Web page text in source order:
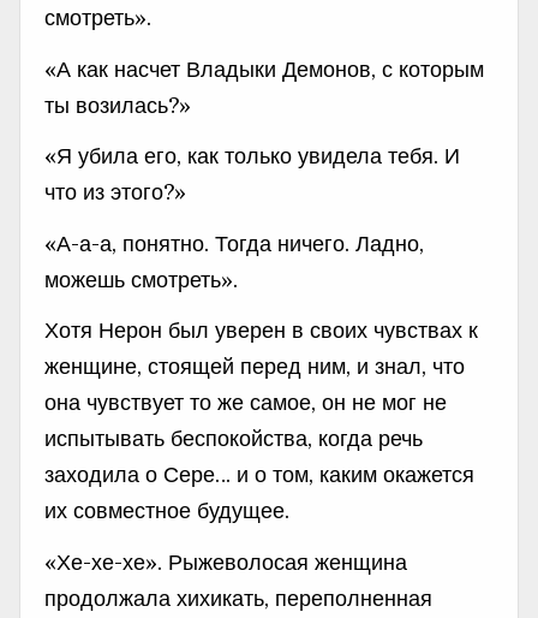
смотреть».
«А как насчет Владыки Демонов, с которым
ты возилась?»
«Я убила его, как только увидела тебя. И
что из этого?»
«А-а-а, понятно. Тогда ничего. Ладно,
можешь смотреть».
Хотя Нерон был уверен в своих чувствах к
женщине, стоящей перед ним, и знал, что
она чувствует то же самое, он не мог не
испытывать беспокойства, когда речь
заходила о Сере… и о том, каким окажется
их совместное будущее.
«Хе-хе-хе». Рыжеволосая женщина
продолжала хихикать, переполненная